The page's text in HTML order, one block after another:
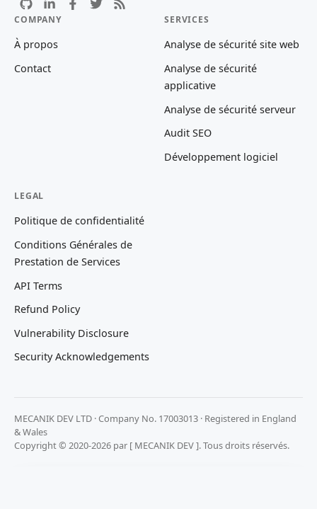
COMPANY
À propos
Contact
SERVICES
Analyse de sécurité site web
Analyse de sécurité
applicative
Analyse de sécurité serveur
Audit SEO
Développement logiciel
LEGAL
Politique de confidentialité
Conditions Générales de
Prestation de Services
API Terms
Refund Policy
Vulnerability Disclosure
Security Acknowledgements
MECANIK DEV LTD · Company No. 17003013 · Registered in England
& Wales
Copyright © 2020-2026 par [ MECANIK DEV ]. Tous droits réservés.